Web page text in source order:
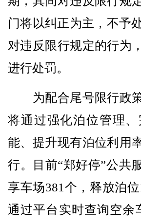
门将以纠正为主，不予
对违反限行规定的行为
进行处罚。
为配合尾号限行政策
将通过强化泊位管理
能、提升现有泊位利用
行。目前“郑好停”公共
享车场381个，释放泊
通过平台实时查询空余